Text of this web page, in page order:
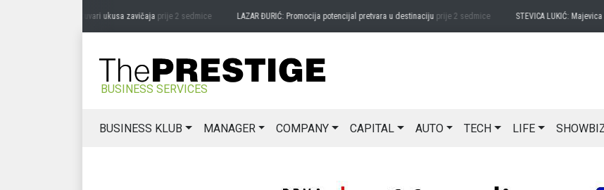
MIĆANOVIĆ: Čuvari ukusa zavičajaprije 2 sedmice LAZAR ĐURIĆ: Promocija potencijal pretvara u destinacijuprije 2 sedmice STEVICA LUKIĆ: Majevica je
BUSINESS SERVICES
BUSINESS KLUB MANAGER COMPANY CAPITAL AUTO TECH LIFE